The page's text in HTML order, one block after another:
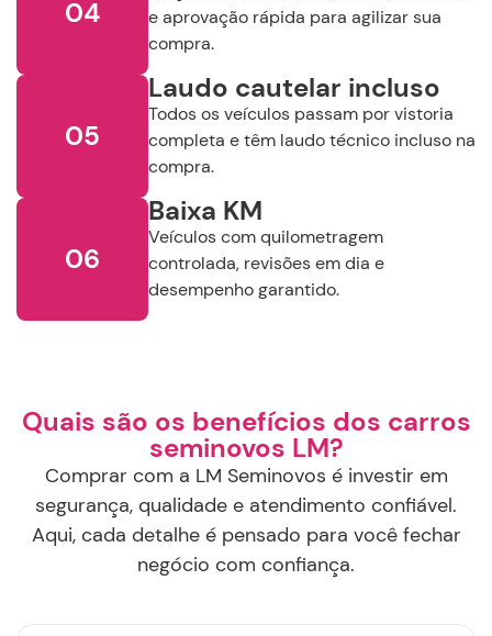
Remover Filtros
04
e aprovação rápida para agilizar sua
compra.
05
Laudo cautelar incluso
Todos os veículos passam por vistoria
completa e têm laudo técnico incluso na
compra.
06
Baixa KM
Veículos com quilometragem
controlada, revisões em dia e
desempenho garantido.
Quais são os benefícios dos carros
seminovos LM?
Comprar com a LM Seminovos é investir em
segurança, qualidade e atendimento confiável.
Aqui, cada detalhe é pensado para você fechar
negócio com confiança.